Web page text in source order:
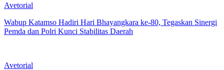
Avetorial
Wabup Katamso Hadiri Hari Bhayangkara ke-80, Tegaskan Sinergi
Pemda dan Polri Kunci Stabilitas Daerah
Avetorial